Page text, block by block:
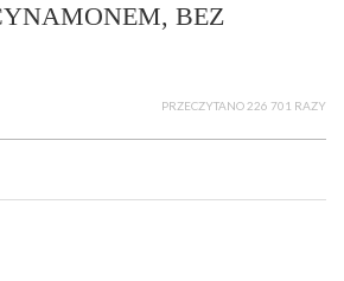
BEZ
PRZECZYTANO 226 701 RAZY